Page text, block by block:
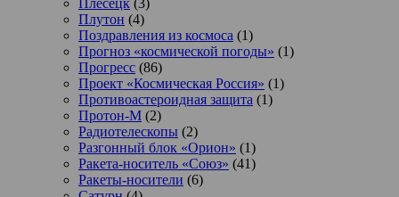
Плутон (4)
Поздравления из космоса (1)
Прогноз «космической погоды» (1)
Прогресс (86)
Проект «Космическая Россия» (1)
Противоастероидная защита (1)
Протон-М (2)
Радиотелескопы (2)
Разгонный блок «Орион» (1)
Ракета-носитель «Союз» (41)
Ракеты-носители (6)